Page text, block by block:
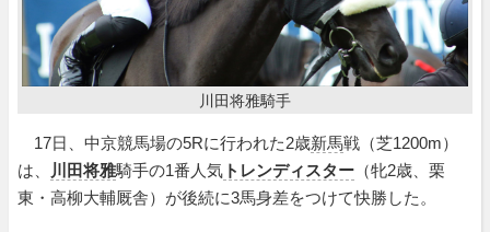
川田将雅騎手
17日、中京競馬場の5Rに行われた2歳新馬戦（芝1200m）
は、
川田将雅騎手の1番人気 トレンディスター （牝2歳、栗
東・高柳大輔厩舎）が後続に3馬身差をつけて快勝した。